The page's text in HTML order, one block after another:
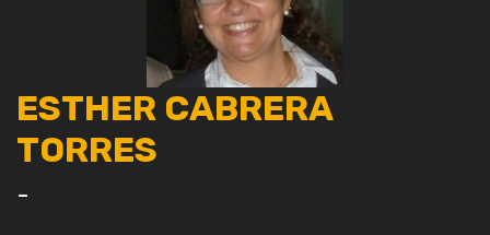
ESTHER CABRERA
TORRES
-